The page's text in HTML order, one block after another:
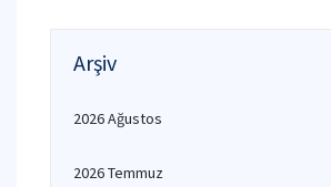
Arşiv
2026 Ağustos
2026 Temmuz